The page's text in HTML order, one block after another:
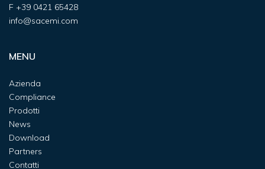
F +39 0421 65428
info@sacemi.com
MENU
Azienda
Compliance
Prodotti
News
Download
Partners
Contatti